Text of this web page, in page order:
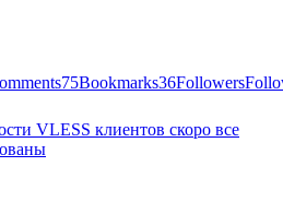
75Bookmarks36Followers
VLESS клиентов скоро все